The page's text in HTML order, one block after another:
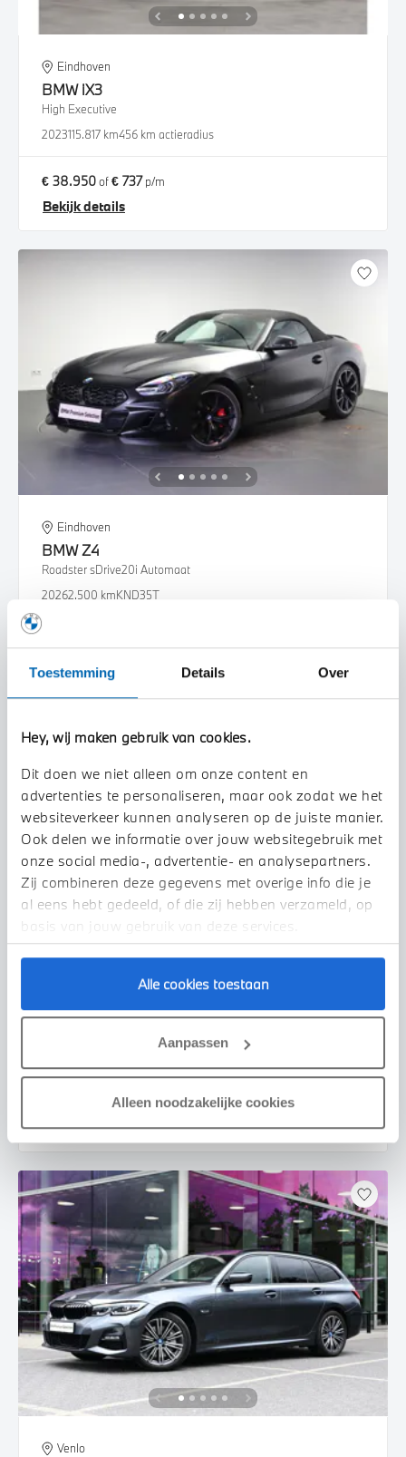
Toestemming Details Over
Hey, wij maken gebruik van cookies.
Dit doen we niet alleen om onze content en
advertenties te personaliseren, maar ook zodat we het
websiteverkeer kunnen analyseren op de juiste manier.
Ook delen we informatie over jouw websitegebruik met
onze social media-, advertentie- en analysepartners.
Zij combineren deze gegevens met overige info die je
al eens hebt gedeeld, of die zij hebben verzameld, op
basis van jouw gebruik van deze services.
Alle cookies toestaan
Aanpassen
Alleen noodzakelijke cookies
Eindhoven
BMW iX3
High Executive
2023115.817 km456 km actieradius
€ 38.950of€ 737p/m
Bekijk details
Eindhoven
BMWZ4
Roadster sDrive20i Automaat
20262.500 kmKND35T
Bekijk details
BMW3 Serie
€ 633p/m
Bekijk details
Venlo